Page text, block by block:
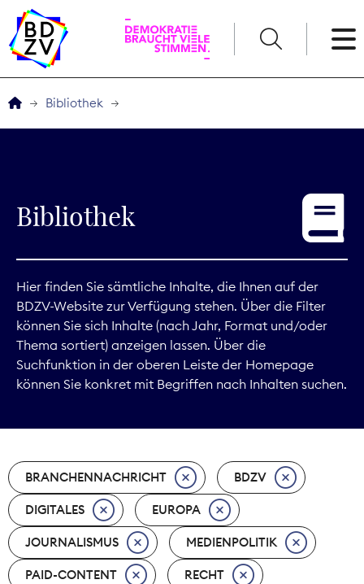
Service
Digitales
Kommunikation
Marktdaten
Nachhaltigkeit
Nachwuchs
Nova Award
Bibliothek
Bibliothek
Hier finden Sie sämtliche Inhalte, die Ihnen auf der
BDZV-Website zur Verfügung stehen. Über die Filter
können Sie sich Inhalte (nach Jahr, Format und/oder
Thema sortiert) anzeigen lassen. Über die
Suchfunktion in der oberen Leiste der Homepage
können Sie konkret mit Begriffen nach Inhalten suchen.
BRANCHENNACHRICHT BDZV
DIGITALES EUROPA
JOURNALISMUS MEDIENPOLITIK
PAID-CONTENT RECHT